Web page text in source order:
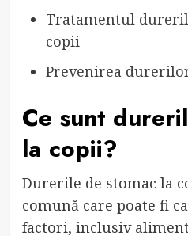
Tratamentul
copii
Prevenirea
Ce sunt
la copii?
Durerile de stomac la
comună care poate fi
factori, inclusiv